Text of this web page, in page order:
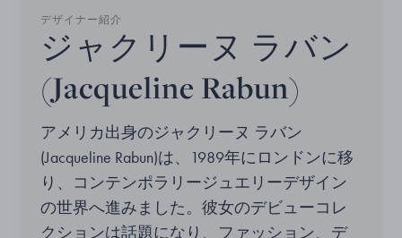
デザイナー紹介
ジャクリーヌ ラバン
(Jacqueline Rabun)
アメリカ出身のジャクリーヌ ラバン
(Jacqueline Rabun)は、1989年にロンドンに移
り、コンテンポラリージュエリーデザイン
の世界へ進みました。彼女のデビューコレ
クションは話題になり、ファッション、デ